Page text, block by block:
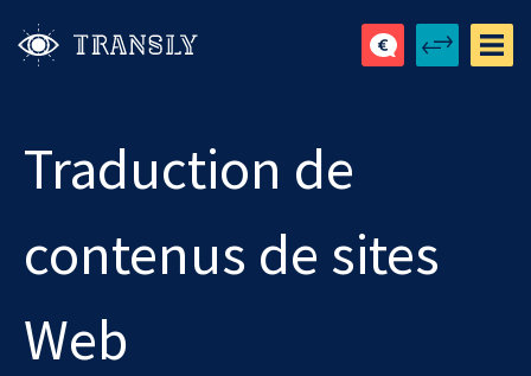
Traduction de
contenus de sites
Web